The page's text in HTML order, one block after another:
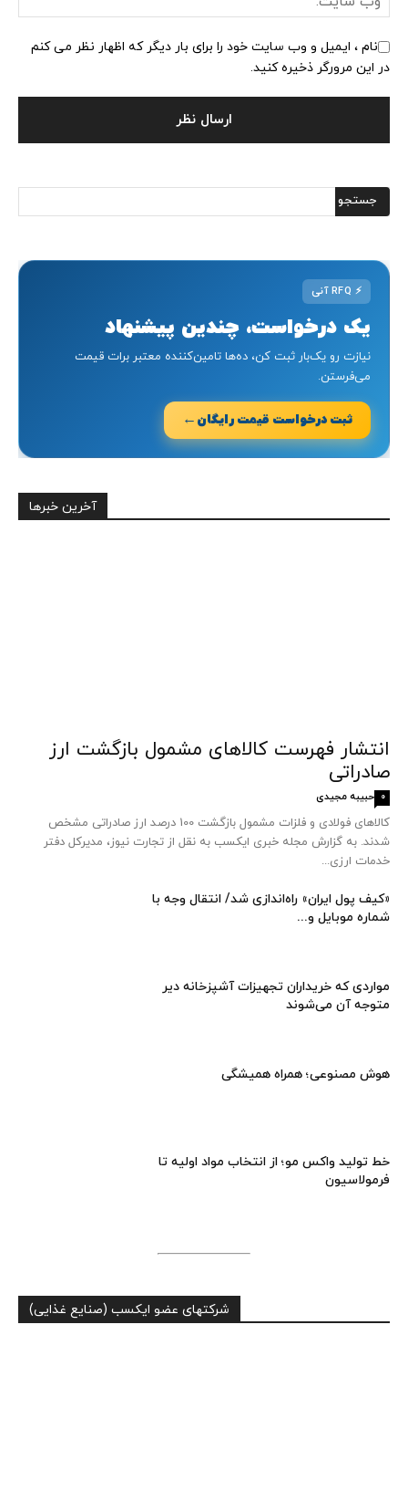
نام ، ایمیل و وب سایت خود را برای بار دیگر که اظهار نظر می کنم
در این مرورگر ذخیره کنید.
⚡
یک درخواست، چندین پیشنهاد
نیازت رو یک‌بار ثبت کن، ده‌ها تامین‌کننده معتبر برات قیمت
می‌فرستن.
ثبت درخواست قیمت رایگان ←
آخرین خبرها
انتشار فهرست کالاهای مشمول بازگشت ارز
صادراتی
حبیبه مجیدی 0
کالاهای فولادی و فلزات مشمول بازگشت 100 درصد ارز صادراتی مشخص
شدند. به گزارش مجله خبری ایکسب به نقل از تجارت نیوز، مدیرکل دفتر
خدمات ارزی...
«کیف پول ایران» راه‌اندازی شد/ انتقال وجه با
شماره موبایل و...
مواردی که خریداران تجهیزات آشپزخانه دیر
متوجه آن می‌شوند
هوش مصنوعی؛ همراه همیشگی
خط تولید واکس مو؛ از انتخاب مواد اولیه تا
فرمولاسیون
شرکتهای عضو ایکسب (صنایع غذایی)